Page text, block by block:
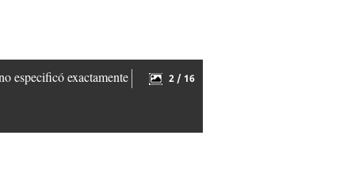
especificó exactamente
2 / 16